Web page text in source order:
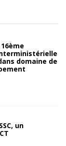
domaine de
un